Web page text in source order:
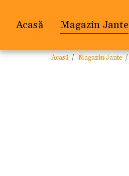
Acasă Magazin Jante
Acasă Magazin Jante